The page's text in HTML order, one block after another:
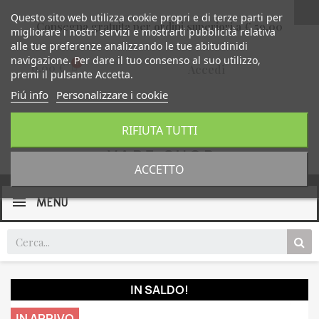
Consegna gratuita per ordini superiori a € 59,00
0,00 €
MENU
IN SALDO!
Questo sito web utilizza cookie propri e di terze parti per
migliorare i nostri servizi e mostrarti pubblicità relativa
alle tue preferenze analizzando le tue abitudinidi
navigazione. Per dare il tuo consenso al suo utilizzo,
premi il pulsante Accetta.
Piú info Personalizzare i cookie
RIFIUTA TUTTI
ACCETTO